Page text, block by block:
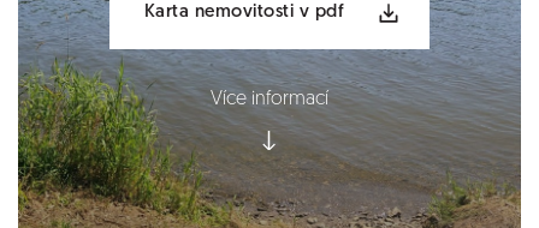
Karta nemovitosti v pdf
Více informací